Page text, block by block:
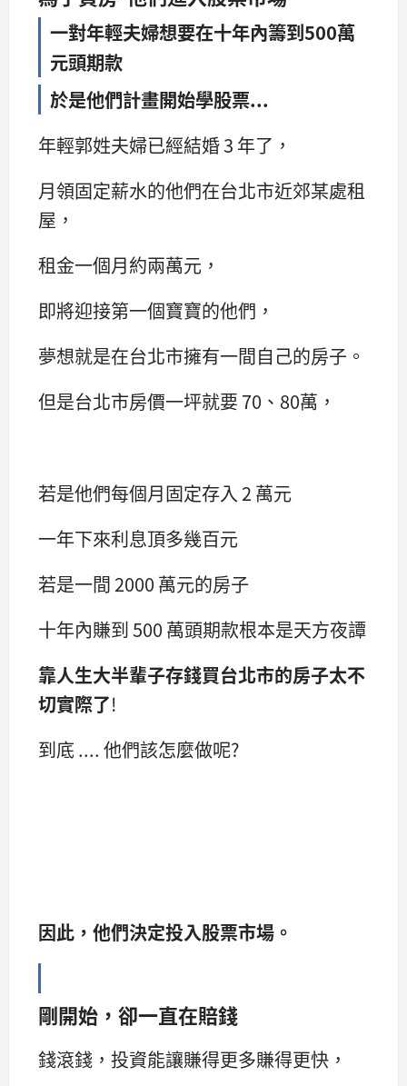
一對年輕夫婦想要在十年內籌到500萬
元頭期款
於是他們計畫開始學股票...
年輕郭姓夫婦已經結婚 3 年了，
月領固定薪水的他們在台北市近郊某處租
屋，
租金一個月約兩萬元，
即將迎接第一個寶寶的他們，
夢想就是在台北市擁有一間自己的房子。
但是台北市房價一坪就要 70、80萬，
若是他們每個月固定存入 2 萬元
一年下來利息頂多幾百元
若是一間 2000 萬元的房子
十年內賺到 500 萬頭期款根本是天方夜譚
靠人生大半輩子存錢買台北市的房子太不
切實際了!
到底 .... 他們該怎麼做呢?
因此，他們決定投入股票市場。
剛開始，卻一直在賠錢
錢滾錢，投資能讓賺得更多賺得更快，